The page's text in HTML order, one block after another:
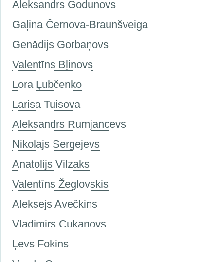
Aleksandrs Godunovs
Gaļina Černova-Braunšveiga
Genādijs Gorbaņovs
Valentīns Bļinovs
Lora Ļubčenko
Larisa Tuisova
Aleksandrs Rumjancevs
Nikolajs Sergejevs
Anatolijs Vilzaks
Valentīns Žeglovskis
Aleksejs Avečkins
Vladimirs Cukanovs
Ļevs Fokins